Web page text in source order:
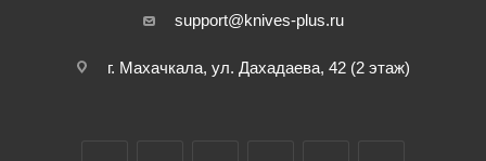
support@knives-plus.ru
г. Махачкала, ул. Дахадаева, 42 (2 этаж)